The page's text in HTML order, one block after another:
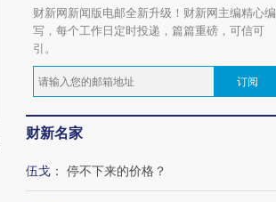
财新网新闻版电邮全新升级！财新网主编精心编
写，每个工作日定时投递，篇篇重磅，可信可
引。
订阅
财新名家
伍戈 ： 停不下来的价格？